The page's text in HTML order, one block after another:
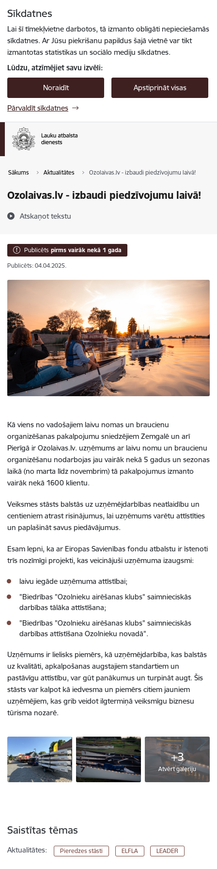
Sīkdatnes
Lai šī tīmekļvietne darbotos, tā izmanto obligāti nepieciešamās
sīkdatnes. Ar Jūsu piekrišanu papildus šajā vietnē var tikt
izmantotas statistikas un sociālo mediju sīkdatnes.
Lūdzu, atzīmējiet savu izvēli:
Noraidīt Apstiprināt visas
Pārvaldīt sīkdatnes
Sākums Aktualitātes Ozolaivas.lv - izbaudi piedzīvojumu laivā!
Ozolaivas.lv - izbaudi piedzīvojumu laivā!
Atskaņot tekstu
Publicēts pirms vairāk nekā 1 gada
Publicēts: 04.04.2025.
Kā viens no vadošajiem laivu nomas un braucienu
organizēšanas pakalpojumu sniedzējiem Zemgalē un arī
Pierīgā ir Ozolaivas.lv. uzņēmums ar laivu nomu un braucienu
organizēšanu nodarbojas jau vairāk nekā 5 gadus un sezonas
laikā (no marta līdz novembrim) tā pakalpojumus izmanto
vairāk nekā 1600 klientu.
Veiksmes stāsts balstās uz uzņēmējdarbības neatlaidību un
centieniem atrast risinājumus, lai uzņēmums varētu attīstīties
un paplašināt savus piedāvājumus.
Esam lepni, ka ar Eiropas Savienības fondu atbalstu ir īstenoti
trīs nozīmīgi projekti, kas veicinājuši uzņēmuma izaugsmi:
laivu iegāde uzņēmuma attīstībai;
"Biedrības "Ozolnieku airēšanas klubs" saimnieciskās
darbības tālāka attīstīšana;
"Biedrības "Ozolnieku airēšanas klubs" saimnieciskās
darbības attīstīšana Ozolnieku novadā".
Uzņēmums ir lielisks piemērs, kā uzņēmējdarbība, kas balstās
uz kvalitāti, apkalpošanas augstajiem standartiem un
pastāvīgu attīstību, var gūt panākumus un turpināt augt. Šis
stāsts var kalpot kā iedvesma un piemērs citiem jauniem
uzņēmējiem, kas grib veidot ilgtermiņā veiksmīgu biznesu
tūrisma nozarē.
+3
Atvērt galeriju
Saistītas tēmas
Aktualitātes: Pieredzes stāsti ELFLA LEADER